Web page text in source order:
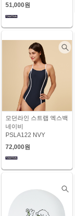
51,000원
모던라인 스트랩 엑스백
네이비
PSLA122 NVY
72,000원